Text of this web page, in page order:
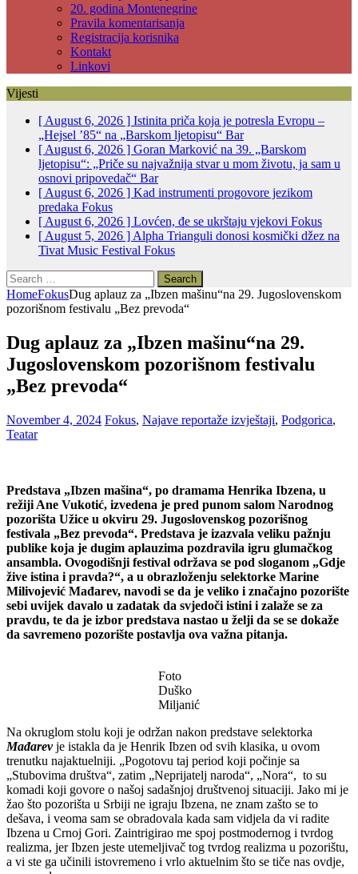
20. godina Montenegrine
Pravila komentarisanja
Registracija korisnika
Kontakt
Linkovi
Vijesti
[ August 6, 2026 ] Istinita priča koja je potresla Evropu –
„Hejsel ’85“ na „Barskom ljetopisu“ Bar
[ August 6, 2026 ] Goran Marković na 39. „Barskom
ljetopisu“: „Priče su najvažnija stvar u mom životu, ja sam u
osnovi pripovedač“ Bar
[ August 6, 2026 ] Kad instrumenti progovore jezikom
predaka Fokus
[ August 6, 2026 ] Lovćen, đe se ukrštaju vjekovi Fokus
[ August 5, 2026 ] Alpha Trianguli donosi kosmički džez na
Tivat Music Festival Fokus
Search
for:
HomeFokusDug aplauz za „Ibzen mašinu“na 29. Jugoslovenskom
pozorišnom festivalu „Bez prevoda“
Dug aplauz za „Ibzen mašinu“na 29.
Jugoslovenskom pozorišnom festivalu
„Bez prevoda“
November 4, 2024 Fokus, Najave reportaže izvještaji, Podgorica,
Teatar
Predstava „Ibzen mašina“, po dramama Henrika Ibzena, u
režiji Ane Vukotić, izvedena je pred punom salom Narodnog
pozorišta Užice u okviru 29. Jugoslovenskog pozorišnog
festivala „Bez prevoda“. Predstava je izazvala veliku pažnju
publike koja je dugim aplauzima pozdravila igru glumačkog
ansambla. Ovogodišnji festival održava se pod sloganom „Gdje
žive istina i pravda?“, a u obrazloženju selektorke Marine
Milivojević Mađarev, navodi se da je veliko i značajno pozorište
sebi uvijek davalo u zadatak da svjedoči istini i zalaže se za
pravdu, te da je izbor predstava nastao u želji da se se dokaže
da savremeno pozorište postavlja ova važna pitanja.
Foto
Duško
Miljanić
Na okruglom stolu koji je održan nakon predstave selektorka
Mađarevje istakla da je Henrik Ibzen od svih klasika, u ovom
trenutku najaktuelniji. „Pogotovu taj period koji počinje sa
„Stubovima društva“, zatim „Neprijatelj naroda“, „Nora“, to su
komadi koji govore o našoj sadašnjoj društvenoj situaciji. Jako mi je
žao što pozorišta u Srbiji ne igraju Ibzena, ne znam zašto se to
dešava, i veoma sam se obradovala kada sam vidjela da vi radite
Ibzena u Crnoj Gori. Zaintrigirao me spoj postmodernog i tvrdog
realizma, jer Ibzen jeste utemeljivač tog tvrdog realizma u pozorištu,
a vi ste ga učinili istovremeno i vrlo aktuelnim što se tiče nas ovdje,